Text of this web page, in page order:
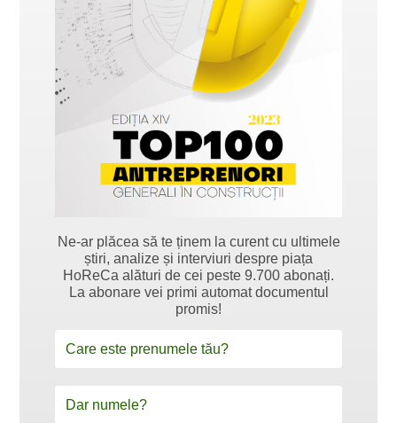
Ne-ar plăcea să te ținem la curent cu ultimele
știri, analize și interviuri despre piața
HoReCa alături de cei peste 9.700 abonați.
La abonare vei primi automat documentul
promis!